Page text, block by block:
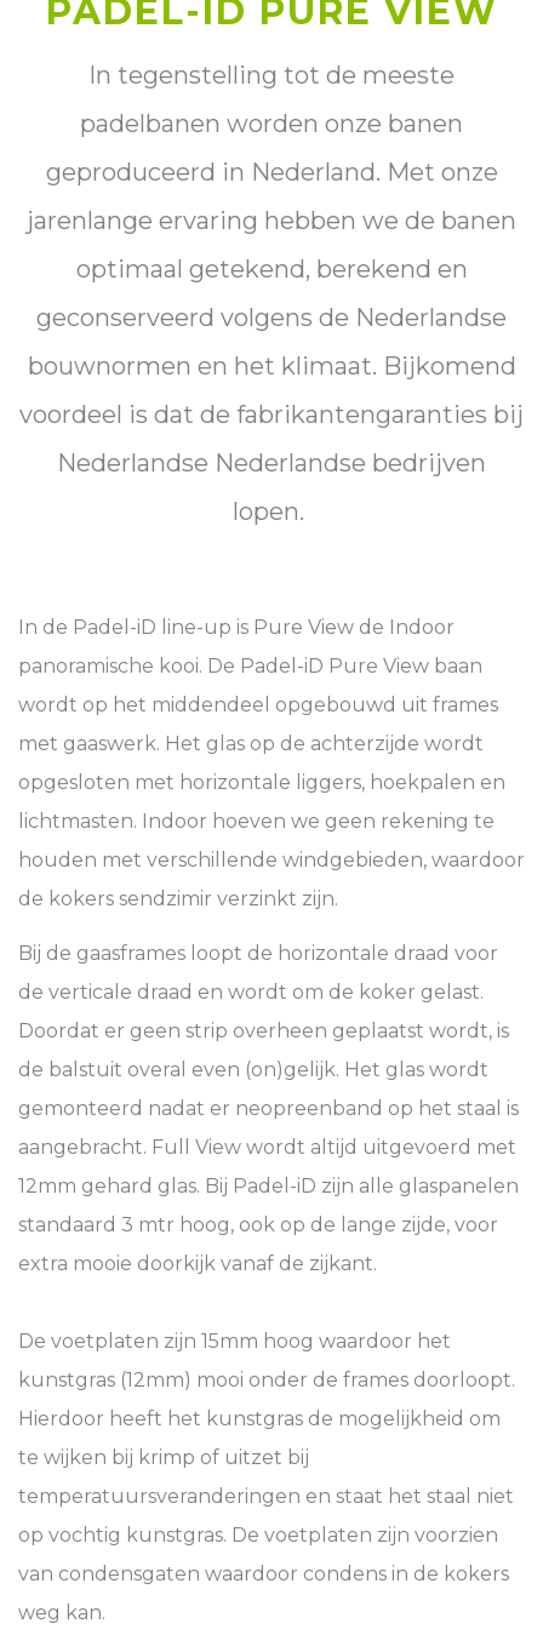
PADEL-ID PURE VIEW
In tegenstelling tot de meeste
padelbanen worden onze banen
geproduceerd in Nederland. Met onze
jarenlange ervaring hebben we de banen
optimaal getekend, berekend en
geconserveerd volgens de Nederlandse
bouwnormen en het klimaat. Bijkomend
voordeel is dat de fabrikantengaranties bij
Nederlandse Nederlandse bedrijven
lopen.
In de Padel-iD line-up is Pure View de Indoor
panoramische kooi. De Padel-iD Pure View baan
wordt op het middendeel opgebouwd uit frames
met gaaswerk. Het glas op de achterzijde wordt
opgesloten met horizontale liggers, hoekpalen en
lichtmasten. Indoor hoeven we geen rekening te
houden met verschillende windgebieden, waardoor
de kokers sendzimir verzinkt zijn.
Bij de gaasframes loopt de horizontale draad voor
de verticale draad en wordt om de koker gelast.
Doordat er geen strip overheen geplaatst wordt, is
de balstuit overal even (on)gelijk. Het glas wordt
gemonteerd nadat er neopreenband op het staal is
aangebracht. Full View wordt altijd uitgevoerd met
12mm gehard glas. Bij Padel-iD zijn alle glaspanelen
standaard 3 mtr hoog, ook op de lange zijde, voor
extra mooie doorkijk vanaf de zijkant.
De voetplaten zijn 15mm hoog waardoor het
kunstgras (12mm) mooi onder de frames doorloopt.
Hierdoor heeft het kunstgras de mogelijkheid om
te wijken bij krimp of uitzet bij
temperatuursveranderingen en staat het staal niet
op vochtig kunstgras. De voetplaten zijn voorzien
van condensgaten waardoor condens in de kokers
weg kan.